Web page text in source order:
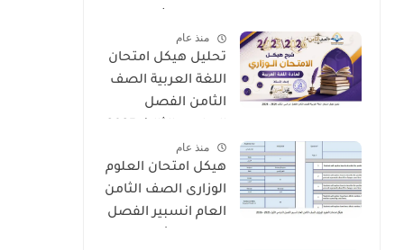
- 2026
منذ عام
تحليل هيكل امتحان
اللغة العربية الصف
الثامن الفصل
- 2026
منذ عام
هيكل امتحان العلوم
الوزارى الصف الثامن
العام انسبير الفصل